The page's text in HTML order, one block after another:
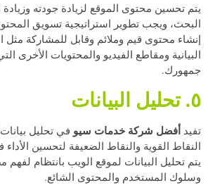
يتم تحسين محتوى الموقع لزيادة جودته
البحث، ويجب تطوير استراتيجية تسويق
إنشاء محتوى قيم وملائم وقابل للمشاركة مثل
البيانية ومقاطع الفيديو والمحتويات الأخرى
جمهورك.
٥. تحليل البيانات
تفيد أفضل شركة خدمات سيو في تحليل
النقاط القوية والنقاط الضعيفة لتحسين
يتم تحليل البيانات لموقع الويب بانتظام لفهم
وسلوك المستخدم والمحتوى الشائع.